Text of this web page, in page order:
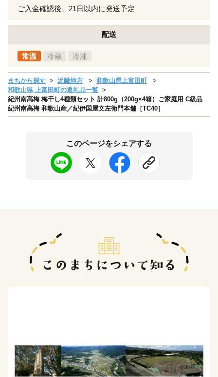
ご入金確認後、21日以内に発送予定
配送
常温 冷蔵 冷凍
まちから探す 近畿地方
和歌山県上富田町
和歌山県 上富田町の返礼品一覧
紀州南高梅 梅干し4種類セット 計800g（200g×4箱）ご家庭用 C級品
紀州南高梅 和歌山産／紀伊国屋文左衛門本舗［TC40］
このページをシェアする